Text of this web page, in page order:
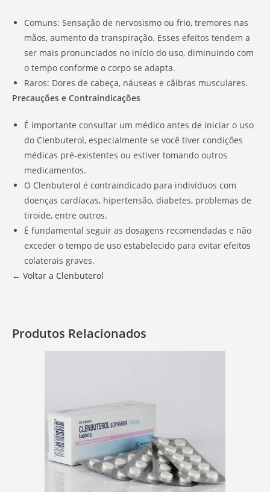
Comuns: Sensação de nervosismo ou frio, tremores nas
mãos, aumento da transpiração. Esses efeitos tendem a
ser mais pronunciados no início do uso, diminuindo com
o tempo conforme o corpo se adapta.
Raros: Dores de cabeça, náuseas e cãibras musculares.
Precauções e Contraindicações
É importante consultar um médico antes de iniciar o uso
do Clenbuterol, especialmente se você tiver condições
médicas pré-existentes ou estiver tomando outros
medicamentos.
O Clenbuterol é contraindicado para indivíduos com
doenças cardíacas, hipertensão, diabetes, problemas de
tiroide, entre outros.
É fundamental seguir as dosagens recomendadas e não
exceder o tempo de uso estabelecido para evitar efeitos
colaterais graves.
← Voltar a Clenbuterol
Produtos Relacionados